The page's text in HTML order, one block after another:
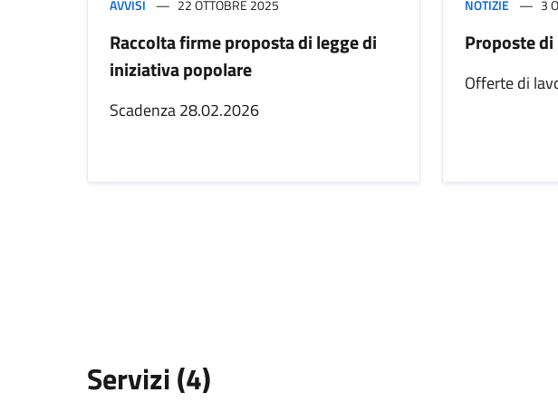
AVVISI 22 OTTOBRE 2025
Raccolta firme proposta di legge di
iniziativa popolare
Scadenza 28.02.2026
NOTIZIE 3
Proposte
Offerte di
Servizi (4)